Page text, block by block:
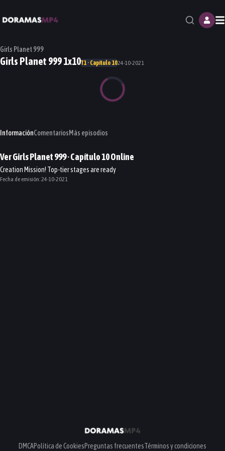
Girls Planet 999
Girls Planet 999 1x10T1 · Capítulo 1024-10-2021
InformaciónComentariosMás episodios
VerGirls Planet 999· Capítulo10Online
Creation Mission! Top-tier stages are ready
Fecha de emisión:24-10-2021
DMCAPolítica de CookiesPreguntas frecuentesTérminos y condiciones